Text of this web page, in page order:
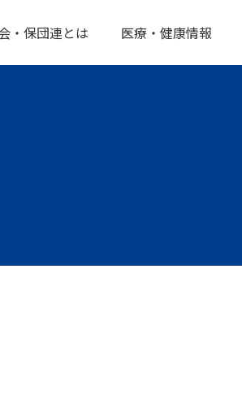
・保団連とは 医療・健康情報